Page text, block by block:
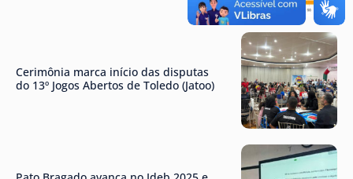
Cerimônia marca início das disputas
do 13º Jogos Abertos de Toledo (Jatoo)